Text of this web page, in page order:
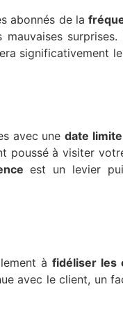
abonnés de la
surprises.
significativement
avec une date limite
poussé à visiter
est un levier
à fidéliser les
avec le client, un